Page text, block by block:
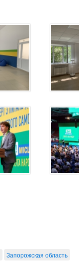
Запорожская область